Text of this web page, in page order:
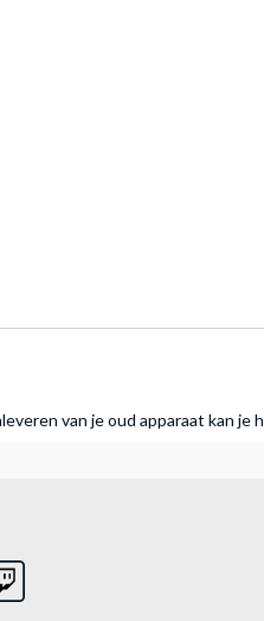
van je oud apparaat kan je